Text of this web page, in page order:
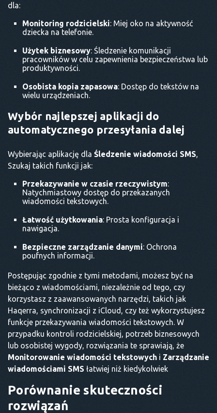
dla:
Monitoring rodzicielski: Miej oko na aktywność
dziecka na telefonie.
Użytek biznesowy: Śledzenie komunikacji
pracowników w celu zapewnienia bezpieczeństwa lub
produktywności.
Osobista kopia zapasowa: Dostęp do tekstów na
wielu urządzeniach.
Wybór najlepszej aplikacji do
automatycznego przesyłania dalej
Wybierając aplikację dla Śledzenie wiadomości SMS
Szukaj takich funkcji jak:
Przekazywanie w czasie rzeczywistym:
Natychmiastowy dostęp do przekazanych
wiadomości tekstowych.
Łatwość użytkowania: Prosta konfiguracja i
nawigacja.
Bezpieczne zarządzanie danymi: Ochrona
poufnych informacji.
Postępując zgodnie z tymi metodami, możesz być na
bieżąco z wiadomościami, niezależnie od tego, czy
korzystasz z zaawansowanych narzędzi, takich jak
Haqerra, synchronizacji z iCloud, czy też wykorzystujesz
funkcje przekazywania wiadomości tekstowych. W
przypadku kontroli rodzicielskiej, potrzeb biznesowych
lub osobistej wygody, rozwiązania te sprawiają, że
Monitorowanie wiadomości tekstowych i Zarządzanie
wiadomościami SMS łatwiej niż kiedykolwiek
Porównanie skuteczności
rozwiązań